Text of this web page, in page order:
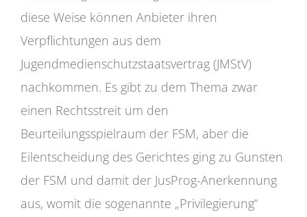
diese Weise können Anbieter ihren
Verpflichtungen aus dem
Jugendmedienschutzstaatsvertrag (JMStV)
nachkommen. Es gibt zu dem Thema zwar
einen Rechtsstreit um den
Beurteilungsspielraum der FSM, aber die
Eilentscheidung des Gerichtes ging zu Gunsten
der FSM und damit der JusProg-Anerkennung
aus, womit die sogenannte „Privilegierung“